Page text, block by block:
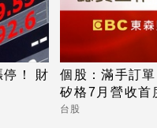
停！ 財
個股：滿手訂單
矽格7月營收首
創高，後續會更
台股